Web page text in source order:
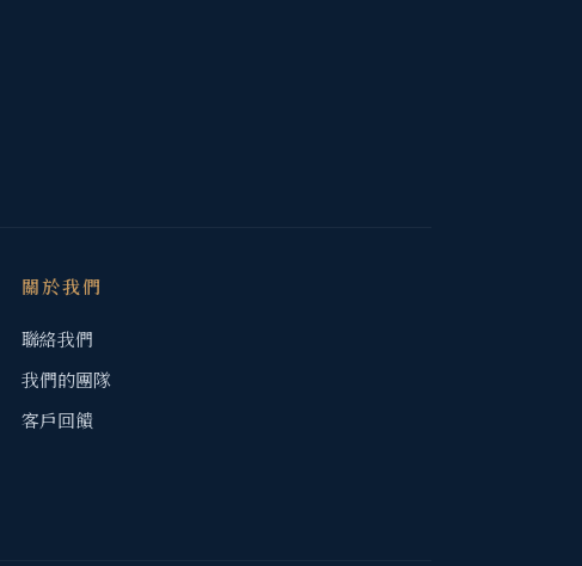
關於我們
聯絡我們
我們的團隊
客戶回饋